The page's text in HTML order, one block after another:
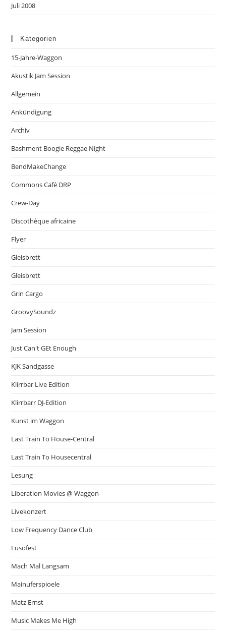
Juli 2008
Kategorien
15-Jahre-Waggon
Akustik Jam Session
Allgemein
Ankündigung
Archiv
Bashment Boogie Reggae Night
BendMakeChange
Commons Café DRP
Crew-Day
Discothèque africaine
Flyer
Gleisbrett
Gleisbrett
Grin Cargo
GroovySoundz
Jam Session
Just Can't GEt Enough
KJK Sandgasse
Klirrbar Live Edition
Klirrbarr DJ-Edition
Kunst im Waggon
Last Train To House-Central
Last Train To Housecentral
Lesung
Liberation Movies @ Waggon
Livekonzert
Low Frequency Dance Club
Lusofest
Mach Mal Langsam
Mainuferspioele
Matz Ernst
Music Makes Me High